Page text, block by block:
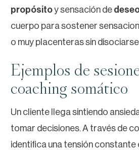
propósitoy sensación de
cuerpo para sostener
o muy placenteras sin disociarse.
Ejemplos de
coaching somático
Un cliente llega sintiendo
tomar decisiones. A través de
identifica una tensión constante